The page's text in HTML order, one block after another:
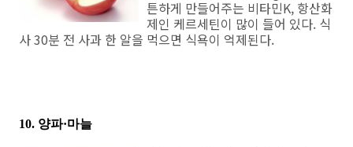
튼하게 만들어주는 비타민K, 항산화
제인 케르세틴이 많이 들어 있다. 식
사 30분 전 사과 한 알을 먹으면 식욕이 억제된다.
10. 양파·마늘